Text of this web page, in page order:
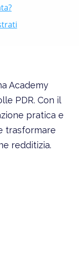
Academy
PDR. Con il
pratica e
trasformare
redditizia.